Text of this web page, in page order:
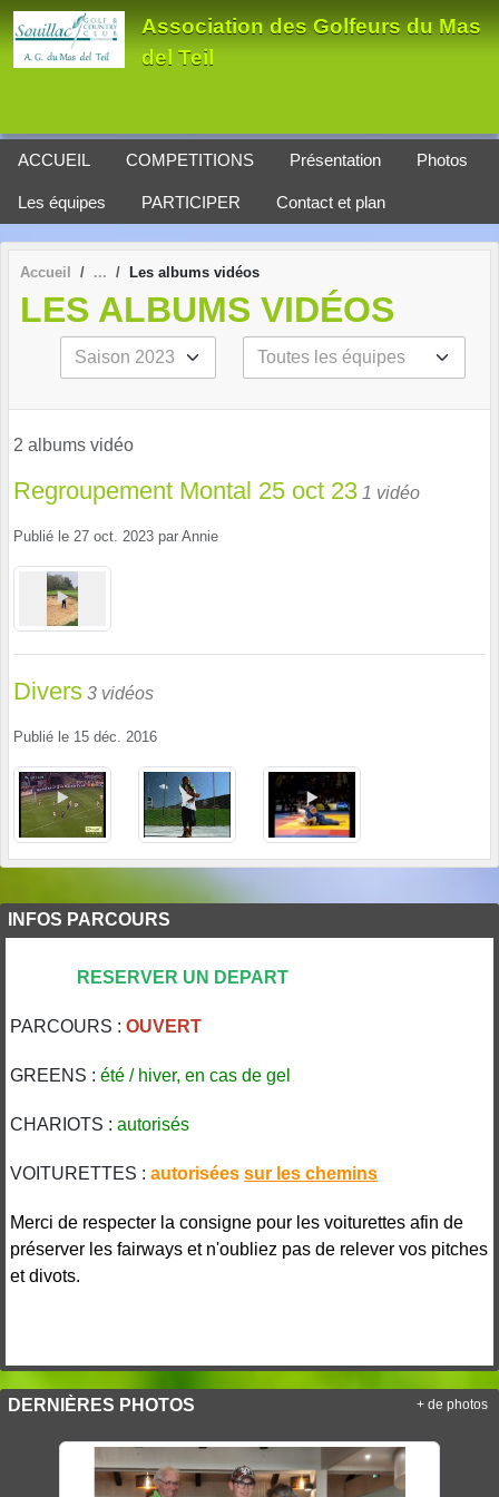
Association des Golfeurs du Mas
del Teil
ACCUEIL COMPETITIONS Présentation Photos
Les équipes PARTICIPER Contact et plan
Accueil Les albums vidéos
LES ALBUMS VIDÉOS
2 albums vidéo
Regroupement Montal 25 oct 23 1 vidéo
Publié le 27 oct. 2023 par Annie
Divers 3 vidéos
Publié le 15 déc. 2016
INFOS PARCOURS
RESERVER UN DEPART
PARCOURS : OUVERT
GREENS : été / hiver, en cas de gel
CHARIOTS : autorisés
VOITURETTES : autorisées sur les chemins
Merci de respecter la consigne pour les voiturettes afin de
préserver les fairways et n'oubliez pas de relever vos pitches
et divots.
DERNIÈRES PHOTOS + de photos
Panneau de gestion des cookies